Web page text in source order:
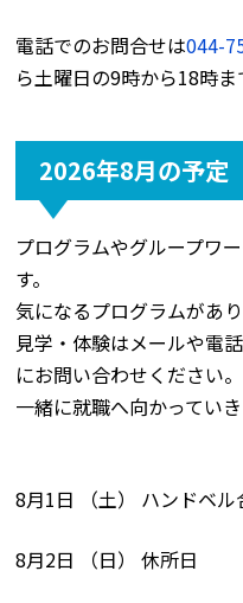
電話でのお問合せは044-
ら土曜日の9時から18時ま
2026年8月の予定
プログラムやグループワ
す。
気になるプログラムがあ
見学・体験はメールや電
にお問い合わせください。
一緒に就職へ向かってい
8月1日 （土） ハンドベ
8月2日 （日） 休所日